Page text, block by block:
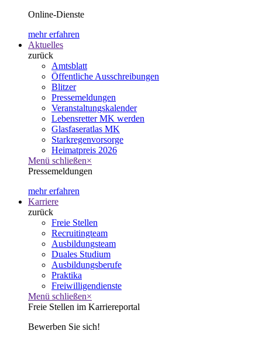
Online-Dienste
mehr erfahren
Aktuelles
zurück
Amtsblatt
Öffentliche Ausschreibungen
Blitzer
Pressemeldungen
Veranstaltungskalender
Lebensretter MK werden
Glasfaseratlas MK
Starkregenvorsorge
Heimatpreis 2026
Menü schließen×
Pressemeldungen
mehr erfahren
Karriere
zurück
Freie Stellen
Recruitingteam
Ausbildungsteam
Duales Studium
Ausbildungsberufe
Praktika
Freiwilligendienste
Menü schließen×
Freie Stellen im Karriereportal
Bewerben Sie sich!